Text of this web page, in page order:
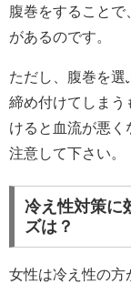
腹巻をすること
があるのです。
ただし、腹巻を選
締め付けてしまう
けると血流が悪く
注意して下さい。
冷え性対策に
ズは？
女性は冷え性の方